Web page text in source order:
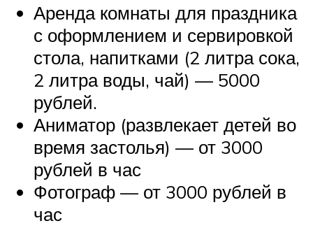
Аренда комнаты для праздника
с оформлением и сервировкой
стола, напитками (2 литра сока,
2 литра воды, чай) — 5000
рублей.
Аниматор (развлекает детей во
время застолья) — от 3000
рублей в час
Фотограф — от 3000 рублей в
час